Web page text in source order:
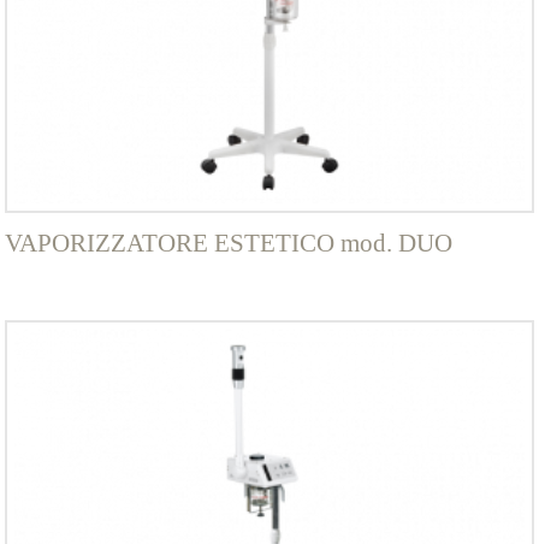
VAPORIZZATORE ESTETICO mod. DUO